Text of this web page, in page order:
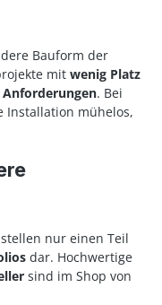
Bauform der
mit wenig Platz
. Bei
Installation mühelos,
nur einen Teil
dar. Hochwertige
sind im Shop von